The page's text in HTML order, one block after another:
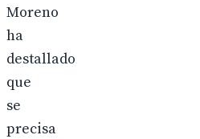
Moreno
ha
destallado
que
se
precisa